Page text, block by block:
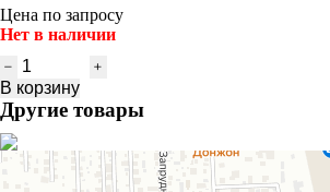
Цена по запросу
Нет в наличии
Количество
товара
Ремень
полиуретановый
30
RPP8,
MEGALINEAR
В корзину
Другие товары